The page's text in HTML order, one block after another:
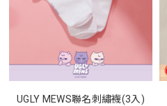
UGLY MEWS聯名刺繡襪(3入)